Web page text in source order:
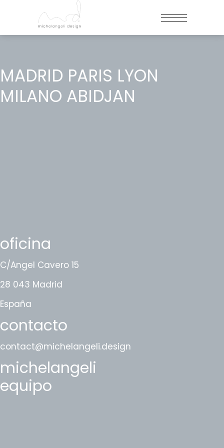
MADRID PARIS LYON
MILANO ABIDJAN
oficina
C/Angel Cavero 15
28 043 Madrid
España
contacto
contact@michelangeli.design
michelangeli
equipo